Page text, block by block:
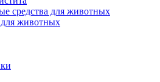
средства для животных
животных